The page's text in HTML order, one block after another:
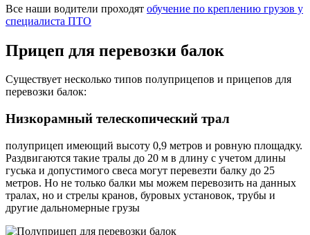
Все наши водители проходят обучение по креплению грузов у
специалиста ПТО
Прицеп для перевозки балок
Существует несколько типов полуприцепов и прицепов для
перевозки балок:
Низкорамный телескопический трал
полуприцеп имеющий высоту 0,9 метров и ровную площадку.
Раздвигаются такие тралы до 20 м в длину с учетом длины
гуська и допустимого свеса могут перевезти балку до 25
метров. Но не только балки мы можем перевозить на данных
тралах, но и стрелы кранов, буровых установок, трубы и
другие дальномерные грузы